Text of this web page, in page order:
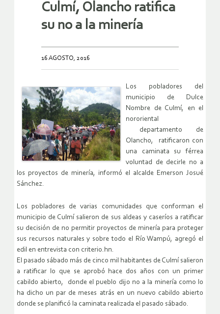
Culmí, Olancho ratifica
su no a la minería
16 AGOSTO, 2016
Los pobladores del
municipio de Dulce
Nombre de Culmí, en el
nororiental
departamento de
Olancho, ratificaron con
una caminata su férrea
voluntad de decirle no a
los proyectos de minería, informó el alcalde Emerson Josué
Sánchez.
Los pobladores de varias comunidades que conforman el
municipio de Culmí salieron de sus aldeas y caseríos a ratificar
su decisión de no permitir proyectos de minería para proteger
sus recursos naturales y sobre todo el Río Wampú, agregó el
edil en entrevista con criterio.hn.
El pasado sábado más de cinco mil habitantes de Culmí salieron
a ratificar lo que se aprobó hace dos años con un primer
cabildo abierto, donde el pueblo dijo no a la minería como lo
ha dicho un par de meses atrás en un nuevo cabildo abierto
donde se planificó la caminata realizada el pasado sábado.